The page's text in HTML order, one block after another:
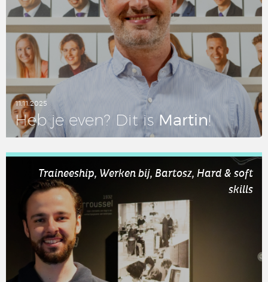
11.11.2025
Heb je even? Dit isMartin!
LEES DIT ARTIKEL
Traineeship, Werken bij, Bartosz, Hard & soft
skills